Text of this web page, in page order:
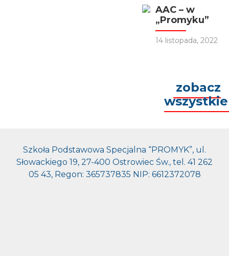
AAC – w
„Promyku”
14 listopada, 2022
zobacz
wszystkie
Szkoła Podstawowa Specjalna “PROMYK”, ul.
Słowackiego 19, 27-400 Ostrowiec Św., tel. 41 262
05 43, Regon: 365737835 NIP: 6612372078